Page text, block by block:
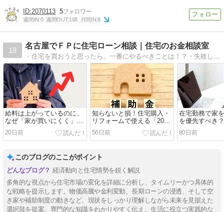
2070113 5
週間IN:0 週間OUT:168 月間IN:8
18
名古屋でＦＰに住宅ローン相談｜住宅のお金相談室
給料は上がっているのに、
なぜ「家が買いにくく」な
っているの？
20日前
知らないと損！住宅購入・
リフォームで使える「2026
年版お得制度」を総まとめ
56日前
在宅勤務で家
を優先すべき
ーク時代の住
クリスト
80日前
このブログのここがポイント
経済動向と住宅情勢を鋭く解説
多角的な視点から住宅市場の変化を詳細に分析し、タイムリーかつ具体的
な戦略を提示します。物価高騰や金利変動、長期ローンの浸透、そして空
き家や補助制度の動きなど、現状をしっかり理解しながら未来を見据えた
選択肢を提案。専門的な知識をわかりやすく伝え、生活に役立つ実践的な